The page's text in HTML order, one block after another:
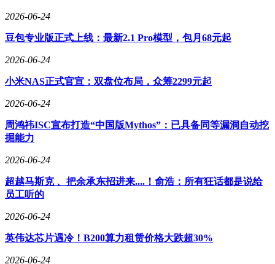
市场调研中用户对实用性的反馈，也考虑到当前副屏生态应用
的成熟度不足。价格体系方面，小米17 Max的12GB+256GB版
本预计起售价5000元左右，与同系列其他版本形成阶梯式定价
策略。从目前曝光的信息来看，该系列通过持续的技术迭代与
品矩阵。
2026-06-24
豆包专业版正式上线：最新2.1 Pro模型，包月68元起
2026-06-24
小米NAS正式官宣：双盘位布局，众筹2299元起
2026-06-24
周鸿祎ISC宣布打造“中国版Mythos”：已具备同等漏洞自动挖
掘能力
2026-06-24
超越马斯克 、把余承东招进来....！俞浩：所有狂话都是说给
员工听的
2026-06-24
英伟达芯片遇冷！B200算力租赁价格大跌超30%
2026-06-24